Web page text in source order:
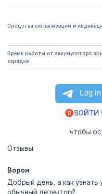
Средства сигнализации и
Время работы от аккумулятора
зарядке
ВОЙТИ
чтобы
Отзывы
Ворон
Добрый день, а как узнать
обычный детектор?